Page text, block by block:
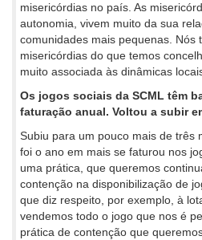
misericórdias no país. As
autonomia, vivem muito da sua
comunidades mais pequenas. Nós
misericórdias do que temos
muito associada às dinâmicas
Os jogos sociais da SCML têm
faturação anual. Voltou a subir
Subiu para um pouco mais de três
foi o ano em mais se faturou nos
uma prática, que queremos
contenção na disponibilização de
que diz respeito, por exemplo, à
vendemos todo o jogo que nos é
prática de contenção que